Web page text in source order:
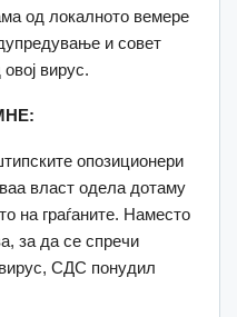
од локалното вемере
и совет
вирус.
опозиционери
власт одела дотаму
на граѓаните. Наместо
за да се спречи
СДС понудил